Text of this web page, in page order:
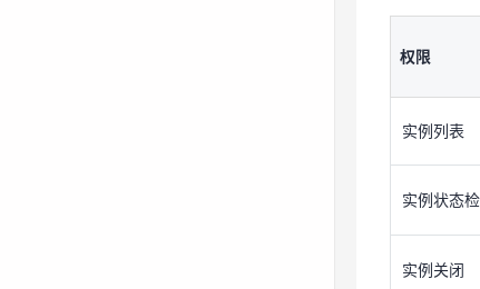
实例状态
权限
实例列表
实例状态
实例关闭